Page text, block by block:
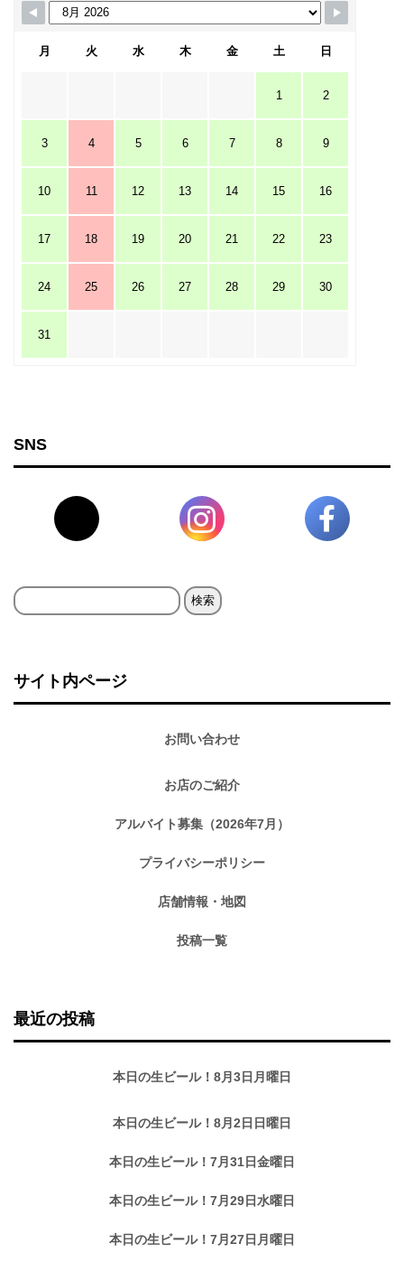
月 火 水 木 金 土 日
1 2
3 4 5 6 7 8 9
10 11 12 13 14 15 16
17 18 19 20 21 22 23
24 25 26 27 28 29 30
31
SNS
検
サイト内ページ
お問い合わせ
お店のご紹介
アルバイト募集（2026年7月）
プライバシーポリシー
店舗情報・地図
投稿一覧
最近の投稿
本日の生ビール！8月3日月曜日
本日の生ビール！8月2日日曜日
本日の生ビール！7月31日金曜日
本日の生ビール！7月29日水曜日
本日の生ビール！7月27日月曜日